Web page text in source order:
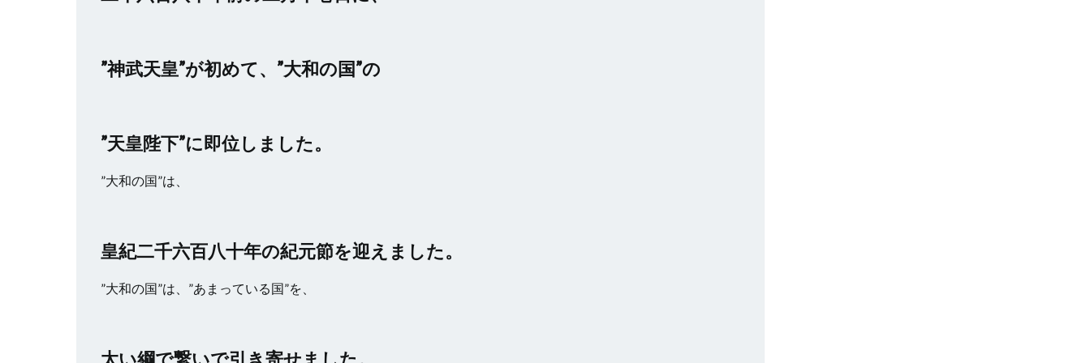
”神武天皇”が初めて、”大和の国”の
”天皇陛下”に即位しました。
”大和の国”は、
皇紀二千六百八十年の紀元節を迎えました。
”大和の国”は、”あまっている国”を、
太い綱で繋いで引き寄せました。